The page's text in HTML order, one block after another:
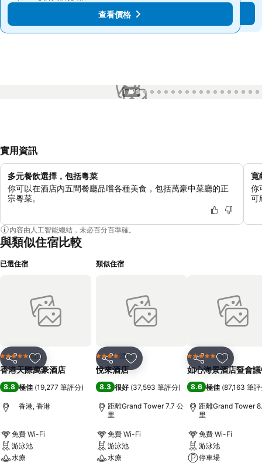
查看價格
查看價格
1 / 76
實用資訊
多元餐飲選擇，包括粵菜
你可以在酒店內五間餐廳品嚐各種美食，包括萬豪中菜廳的正
宗粵菜。
寬
你
可
內容由人工智能總結，未必百分百準確。
與類似住宿比較
已選住宿
分享 放到收藏夾
5 星級 酒店
香港天際萬豪酒店
8.8 極佳 (19,277 筆評分)
香港, 香港
免費 Wi-Fi
游泳池
水療
類似住宿
分享 放到收藏夾
4 星級 酒店
悅來酒店
8.3 很好 (37,593 筆評分)
距離Grand Tower 7.7 公
里
免費 Wi-Fi
游泳池
水療
分享 放到收藏
5 星級 酒店
如心海景酒店暨會
8.6 極佳 (87,163 筆
距離Grand Tower
里
免費 Wi-Fi
游泳池
停車場